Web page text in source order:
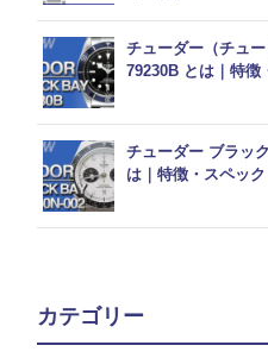
チューダー（チュ
79230B とは｜特徴
チューダー ブラッ
は｜特徴・スペッ
カテゴリー